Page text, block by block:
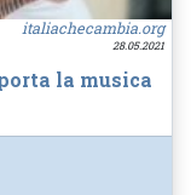
italiachecambia.org
28.05.2021
la musica